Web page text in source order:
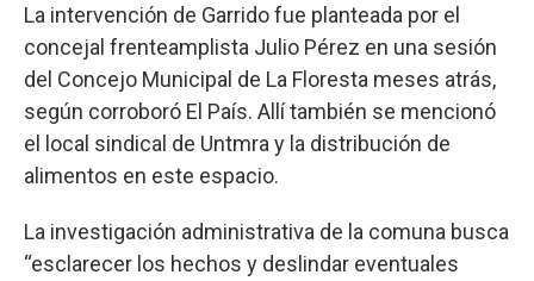
La intervención de Garrido fue planteada por el
concejal frenteamplista Julio Pérez en una sesión
del Concejo Municipal de La Floresta meses atrás,
según corroboró El País. Allí también se mencionó
el local sindical de Untmra y la distribución de
alimentos en este espacio.
La investigación administrativa de la comuna busca
“esclarecer los hechos y deslindar eventuales